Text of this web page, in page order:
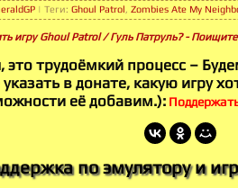
| Теги: Ghoul Patrol Zombies Ate My
игру Ghoul Patrol / Гуль Патруль? -
это трудоёмкий процесс –
в донате, какую игру
её добавим.):
по эмулятору и